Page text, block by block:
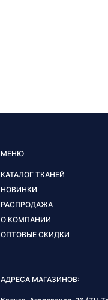
МЕНЮ
КАТАЛОГ ТКАНЕЙ
НОВИНКИ
РАСПРОДАЖА
О КОМПАНИИ
ОПТОВЫЕ СКИДКИ
АДРЕСА МАГАЗИНОВ: